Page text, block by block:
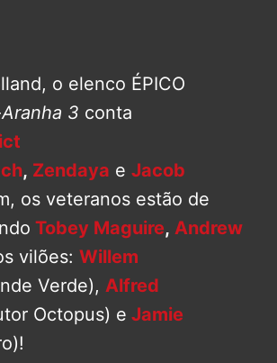
o elenco ÉPICO
3 conta
, Zendaya e Jacob
os veteranos estão de
Tobey Maguire, Andrew
vilões: Willem
Verde), Alfred
Octopus) e Jamie